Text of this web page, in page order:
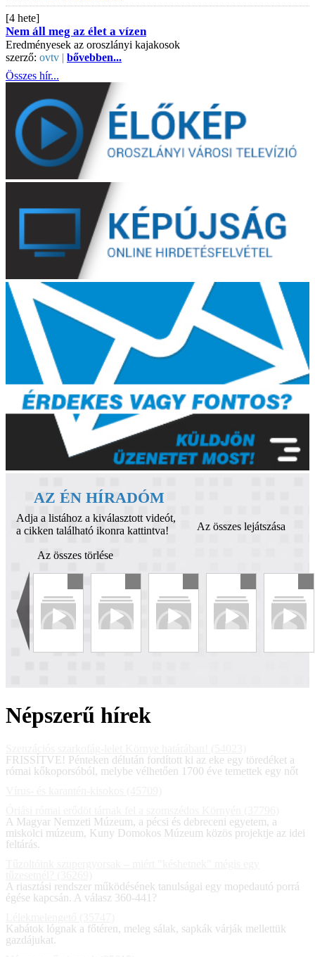
[4 hete]
Nem áll meg az élet a vízen
Eredményesek az oroszlányi kajakosok
szerző: ovtv | bővebben...
Összes hír...
AZ ÉN HÍRADÓM
Adja a listához a kiválasztott videót,
a cikken található ikonra kattintva!
Az összes lejátszása
Az összes törlése
Népszerű hírek
FRISSÍTVE! Pénteken délután fordított ki az eke egy töredéket a
római kőkoporsóból, melybe vélhetően 1700 éve temettek egy nőt
A Magyar Nemzeti Múzeum, a pécsi és debreceni egyetem, a
miskolci múzeum, Kuny Domokos Múzeum közös projektje az idei
feltárás.
A riasztási rendszer működésének tanulságai egy mopedautó porrá
égése kapcsán. A válasz 360-441?
Kabátok lógnak a főtéren, meleg sálak, sapkák várják mellettük
gazdájukat.